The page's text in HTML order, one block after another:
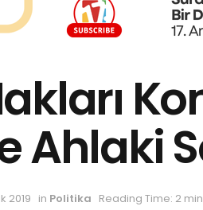
Ahlaki
2019 in Politika Reading Time: 2